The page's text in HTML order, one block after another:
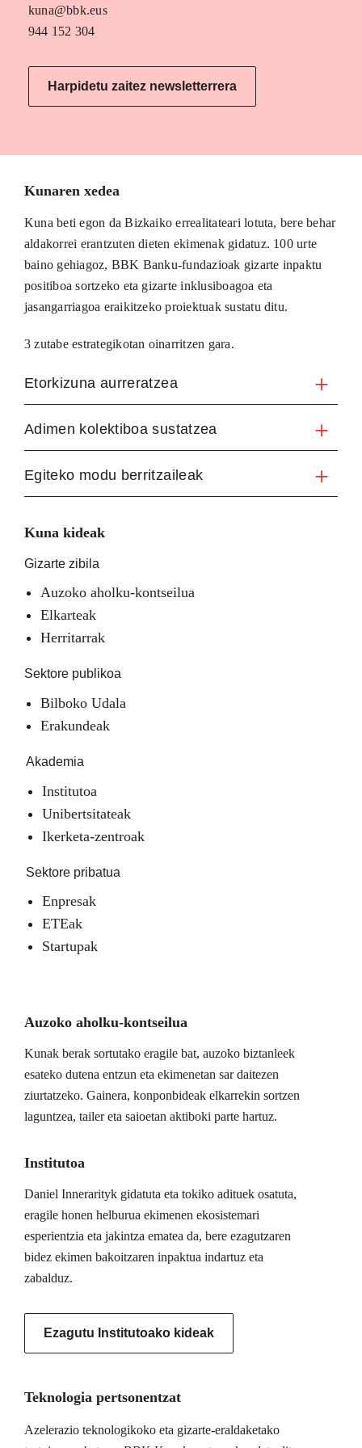
kuna@bbk.eus
944 152 304
Harpidetu zaitez newsletterrera
Kunaren xedea
Kuna beti egon da Bizkaiko errealitateari lotuta, bere behar
aldakorrei erantzuten dieten ekimenak gidatuz. 100 urte
baino gehiagoz, BBK Banku-fundazioak gizarte inpaktu
positiboa sortzeko eta gizarte inklusiboagoa eta
jasangarriagoa eraikitzeko proiektuak sustatu ditu.
3 zutabe estrategikotan oinarritzen gara.
Etorkizuna aurreratzea
Adimen kolektiboa sustatzea
Egiteko modu berritzaileak
Kuna kideak
Gizarte zibila
Auzoko aholku-kontseilua
Elkarteak
Herritarrak
Sektore publikoa
Bilboko Udala
Erakundeak
Akademia
Institutoa
Unibertsitateak
Ikerketa-zentroak
Sektore pribatua
Enpresak
ETEak
Startupak
Auzoko aholku-kontseilua
Kunak berak sortutako eragile bat, auzoko biztanleek
esateko dutena entzun eta ekimenetan sar daitezen
ziurtatzeko. Gainera, konponbideak elkarrekin sortzen
laguntzea, tailer eta saioetan aktiboki parte hartuz.
Institutoa
Daniel Innerarityk gidatuta eta tokiko adituek osatuta,
eragile honen helburua ekimenen ekosistemari
esperientzia eta jakintza ematea da, bere ezagutzaren
bidez ekimen bakoitzaren inpaktua indartuz eta
zabalduz.
Ezagutu Institutoako kideak
Teknologia pertsonentzat
Azelerazio teknologikoko eta gizarte-eraldaketako